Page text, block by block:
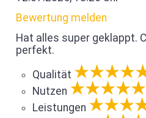
Bewertung melden
Hat alles super geklappt.
perfekt.
Qualität
Nutzen
Leistungen